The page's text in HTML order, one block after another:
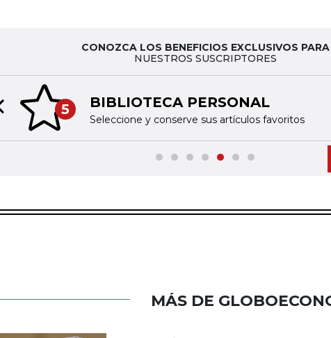
CONOZCA LOS BENEFICIOS EXCLUSIVOS PARA
NUESTROS SUSCRIPTORES
5 BIBLIOTECA PERSONAL
Seleccione y conserve sus artículos favoritos
slide
MÁS DE